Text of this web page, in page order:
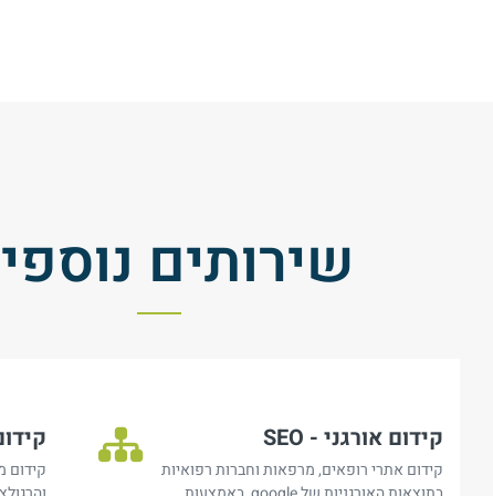
שירותים
קידום אורגני - SEO
קידום אתרי רופאים, מרפאות וחברות רפואיות
קידום